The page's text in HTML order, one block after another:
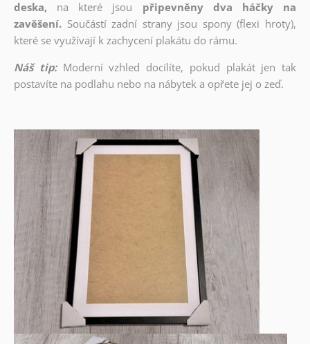
deska, na které jsou
připevněny dva háčky na
zavěšení. Součástí zadní strany jsou spony (flexi hroty),
které se využívají k zachycení plakátu do rámu.
Náš tip: Moderní vzhled docílíte, pokud plakát jen tak
postavíte na podlahu nebo na nábytek a opřete jej o zeď.